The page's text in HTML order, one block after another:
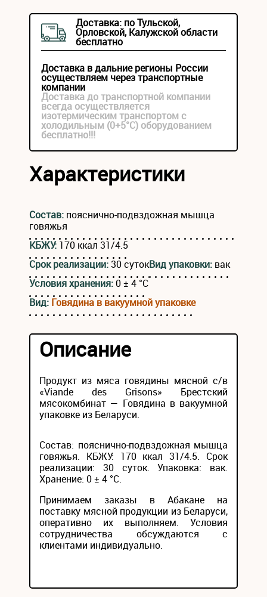
Доставка: по Тульской,
Орловской, Калужской области
бесплатно
Доставка в дальние регионы России
осуществляем через транспортные
компании
Доставка до транспортной компании
всегда осуществляется
изотермическим транспортом с
холодильным (0+5°С) оборудованием
бесплатно!!!
Характеристики
Состав: пояснично-подвздожная мышца
говяжья
КБЖУ: 170 ккал 31/4.5
Срок реализации:30 сутокВид упаковки: вак
Условия хранения:0 ± 4 °С
Вид: Говядина в вакуумной упаковке
Описание
Продукт из мяса говядины мясной с/в
«Viande des Grisons» Брестский
мясокомбинат — Говядина в вакуумной
упаковке из Беларуси.
Состав: пояснично-подвздожная мышца
говяжья. КБЖУ: 170 ккал 31/4.5. Срок
реализации: 30 суток. Упаковка: вак.
Хранение: 0 ± 4 °С.
Принимаем заказы в Абакане на
поставку мясной продукции из Беларуси,
оперативно их выполняем. Условия
сотрудничества обсуждаются с
клиентами индивидуально.